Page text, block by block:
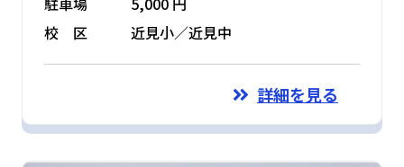
校 区
近見小／近見中
詳細を見る